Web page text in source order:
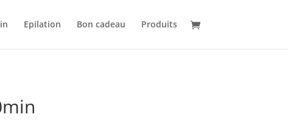
Epilation Bon cadeau Produits